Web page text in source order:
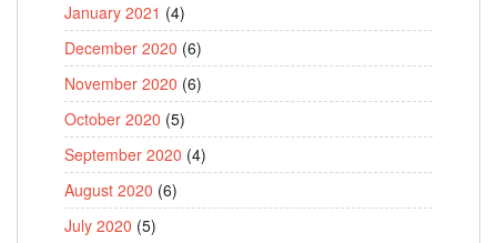
January 2021 (4)
December 2020 (6)
November 2020 (6)
October 2020 (5)
September 2020 (4)
August 2020 (6)
July 2020 (5)